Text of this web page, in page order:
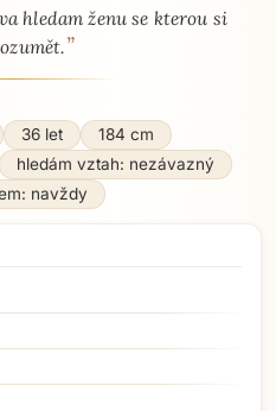
hledam ženu se kterou si
”
36 let
184 cm
hledám vztah: nezávazný
navždy